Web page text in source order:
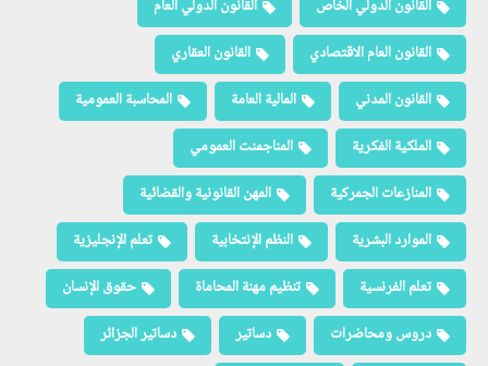
القانون الدولي الخاص
القانون الدولي العام
القانون العام الاقتصادي
القانون العقاري
القانون المدني
المالية العامة
المحاسبة العمومية
الملكية الفكرية
المناجمنت العمومي
المنازعات الجمركية
المهن القانونية والقضائية
الموارد البشرية
النظم الإنتخابية
تعلم الإنجليزية
تعلم الفرنسية
تنظيم مهنة المحاماة
حقوق الإنسان
دروس ومحاضرات
دساتير
دساتير الجزائر